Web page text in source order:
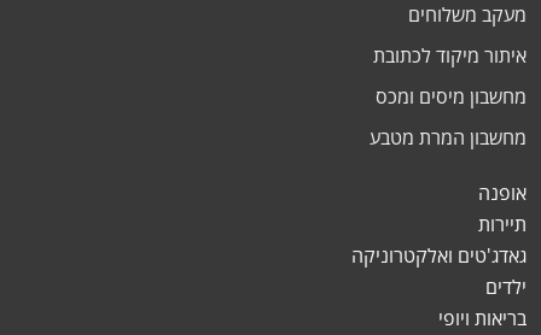
מעקב משלוחים
איתור מיקוד לכתובת
מחשבון מיסים ומכס
מחשבון המרת מטבע
אופנה
תיירות
גאדג'טים ואלקטרוניקה
ילדים
בריאות ויופי